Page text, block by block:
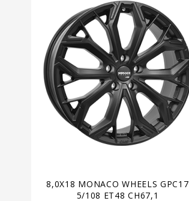
8,0X18 MONACO WHEELS GPC17
5/108 ET48 CH67,1